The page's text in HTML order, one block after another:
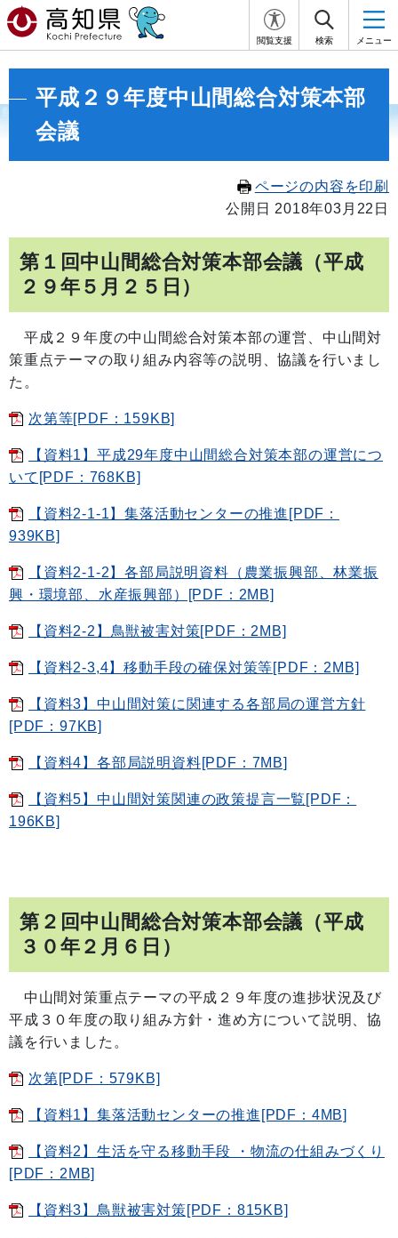
閲覧支援 検索 メニュー
平成２９年度中山間総合対策本部
会議
ページの内容を印刷
公開日 2018年03月22日
第１回中山間総合対策本部会議（平成
２９年５月２５日）
平成２９年度の中山間総合対策本部の運営、中山間対
策重点テーマの取り組み内容等の説明、協議を行いまし
た。
次第等[PDF：159KB]
【資料1】平成29年度中山間総合対策本部の運営につ
いて[PDF：768KB]
【資料2-1-1】集落活動センターの推進[PDF：
939KB]
【資料2-1-2】各部局説明資料（農業振興部、林業振
興・環境部、水産振興部）[PDF：2MB]
【資料2-2】鳥獣被害対策[PDF：2MB]
【資料2-3,4】移動手段の確保対策等[PDF：2MB]
【資料3】中山間対策に関連する各部局の運営方針
[PDF：97KB]
【資料4】各部局説明資料[PDF：7MB]
【資料5】中山間対策関連の政策提言一覧[PDF：
196KB]
第２回中山間総合対策本部会議（平成
３０年２月６日）
中山間対策重点テーマの平成２９年度の進捗状況及び
平成３０年度の取り組み方針・進め方について説明、協
議を行いました。
次第[PDF：579KB]
【資料1】集落活動センターの推進[PDF：4MB]
【資料2】生活を守る移動手段 ・物流の仕組みづくり
[PDF：2MB]
【資料3】鳥獣被害対策[PDF：815KB]